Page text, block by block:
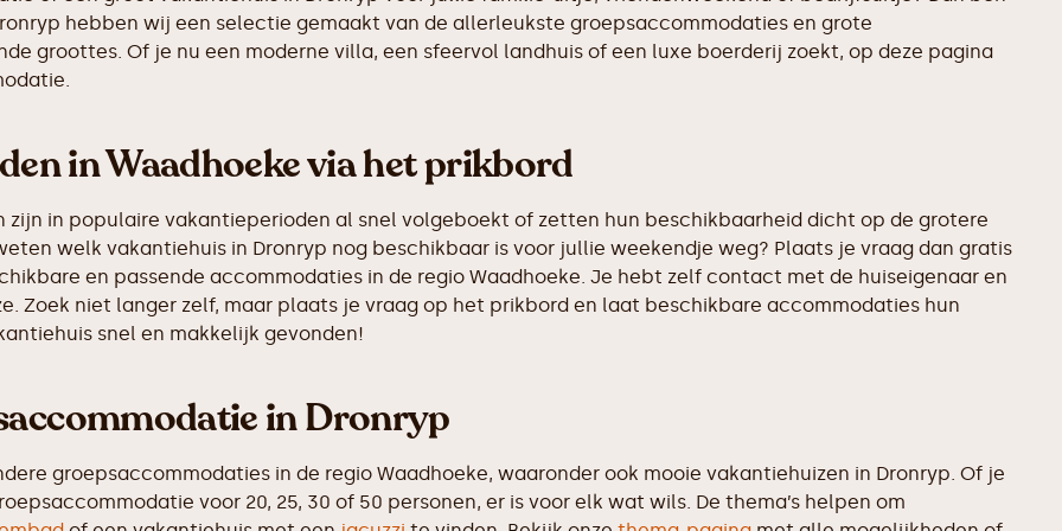
hebben wij een selectie gemaakt van de allerleukste groepsaccommodaties en grote
groottes. Of je nu een moderne villa, een sfeervol landhuis of een luxe boerderij zoekt, op deze pagina
in Waadhoeke via het prikbord
in populaire vakantieperioden al snel volgeboekt of zetten hun beschikbaarheid dicht op de grotere
welk vakantiehuis in Dronryp nog beschikbaar is voor jullie weekendje weg? Plaats je vraag dan gratis
en passende accommodaties in de regio Waadhoeke. Je hebt zelf contact met de huiseigenaar en
Zoek niet langer zelf, maar plaats je vraag op het prikbord en laat beschikbare accommodaties hun
snel en makkelijk gevonden!
in Dronryp
groepsaccommodaties in de regio Waadhoeke, waaronder ook mooie vakantiehuizen in Dronryp. Of je
voor 20, 25, 30 of 50 personen, er is voor elk wat wils. De thema’s helpen om